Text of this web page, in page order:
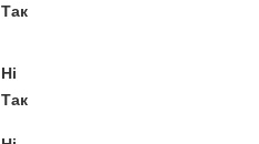
Так
Ні
Так